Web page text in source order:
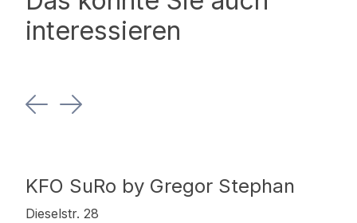
interessieren
Previous
Next
KFO SuRo by Gregor Stephan
Dieselstr. 28